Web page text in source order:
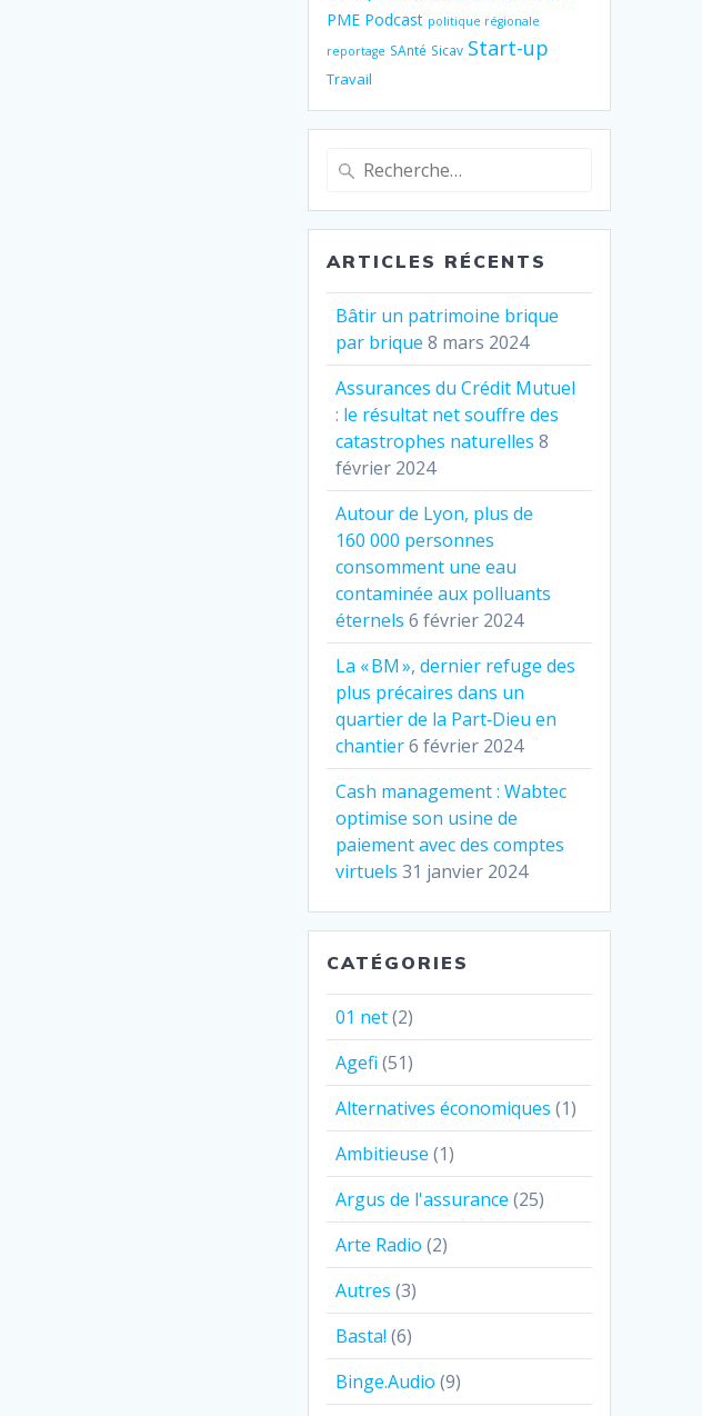
PME Podcast politique régionale
reportage SAnté Sicav Start-up
Travail
Recherche
:
ARTICLES RÉCENTS
Bâtir un patrimoine brique
par brique 8 mars 2024
Assurances du Crédit Mutuel
: le résultat net souffre des
catastrophes naturelles 8
février 2024
Autour de Lyon, plus de
160 000 personnes
consomment une eau
contaminée aux polluants
éternels 6 février 2024
La « BM », dernier refuge des
plus précaires dans un
quartier de la Part‐Dieu en
chantier6 février 2024
Cash management : Wabtec
optimise son usine de
paiement avec des comptes
virtuels 31 janvier 2024
CATÉGORIES
01 net(2)
Agefi (51)
Alternatives économiques (1)
Ambitieuse (1)
Argus de l'assurance (25)
Arte Radio (2)
Autres (3)
Basta! (6)
Binge.Audio (9)